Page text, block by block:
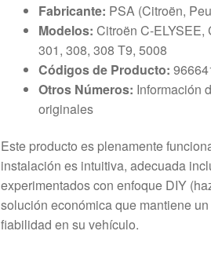
Fabricante: PSA (Citroën,
Modelos: Citroën C-ELYSEE,
301, 308, 308 T9, 5008
Códigos de Producto:
Otros Números: Información
originales
Este producto es plenamente
instalación es intuitiva, adecuada
experimentados con enfoque DIY
solución económica que mantiene
fiabilidad en su vehículo.